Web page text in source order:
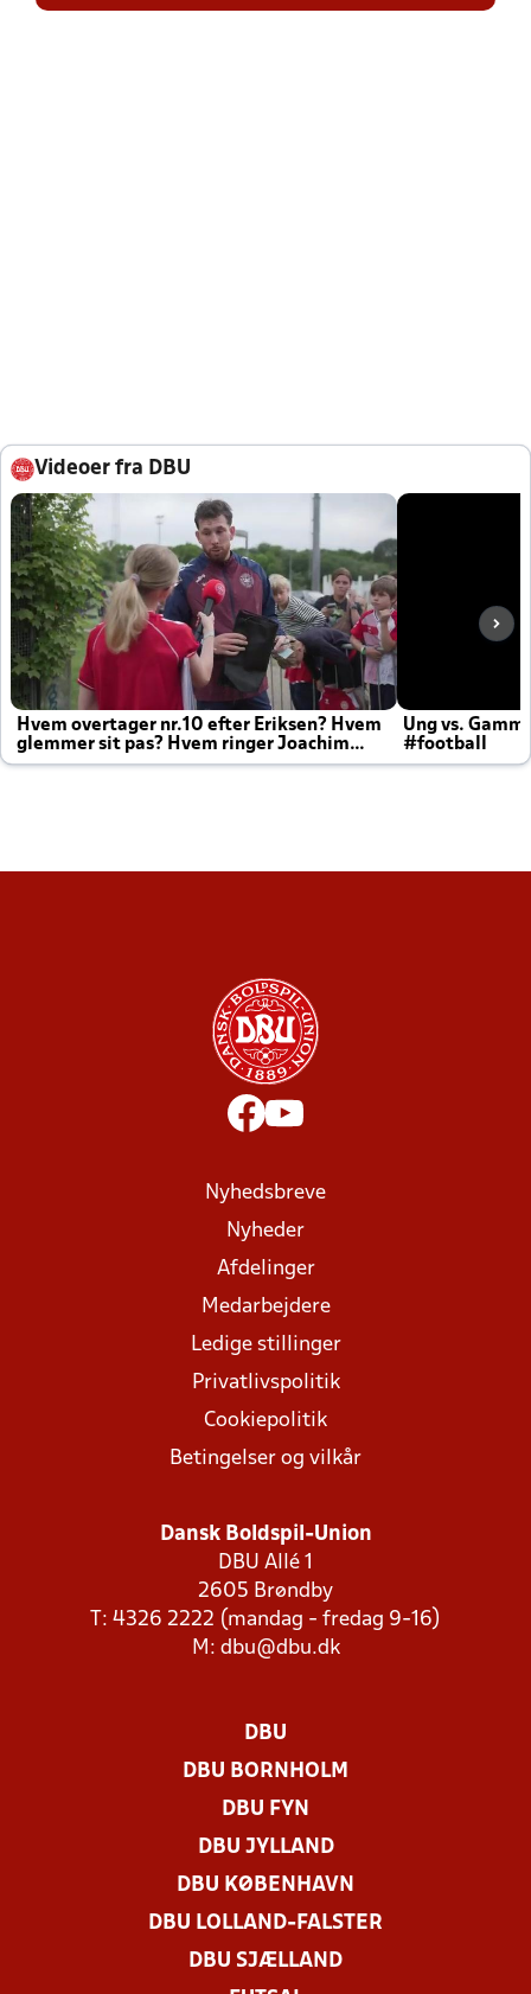
Videoer fra DBU
Hvem overtager nr.10 efter Eriksen? Hvem
glemmer sit pas? Hvem ringer Joachim
altid til efter kampe?
Ung vs.
#football
Nyhedsbreve
Nyheder
Afdelinger
Medarbejdere
Ledige stillinger
Privatlivspolitik
Cookiepolitik
Betingelser og vilkår
Dansk Boldspil-Union
DBU Allé 1
2605 Brøndby
T: 4326 2222 (mandag - fredag 9-16)
M: dbu@dbu.dk
DBU
DBU BORNHOLM
DBU FYN
DBU JYLLAND
DBU KØBENHAVN
DBU LOLLAND-FALSTER
DBU SJÆLLAND